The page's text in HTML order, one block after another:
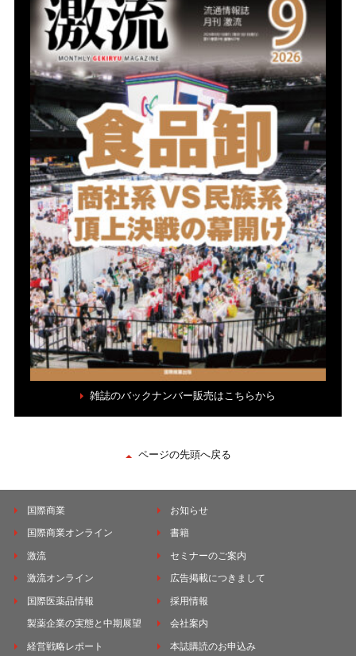
雑誌のバックナンバー販売はこちらから
ページの先頭へ戻る
国際商業
国際商業オンライン
激流
激流オンライン
国際医薬品情報
製薬企業の実態と中期展望
経営戦略レポート
お知らせ
書籍
セミナーのご案内
広告掲載につきまして
採用情報
会社案内
本誌購読のお申込み